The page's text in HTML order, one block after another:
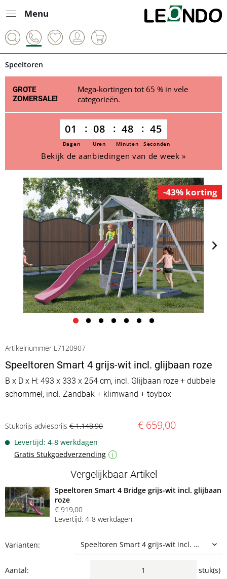
Menu
Speeltoren
GROTE
ZOMERSALE!
Mega-kortingen tot 65 % in vele
categorieën.
01 08 48 45
Dagen Uren Minuten Seconden
Bekijk de aanbiedingen van de week »
-43% korting
Artikelnummer L7120907
Speeltoren Smart 4 grijs-wit incl. glijbaan roze
B x D x H: 493 x 333 x 254 cm, incl. Glijbaan roze + dubbele
schommel, incl. Zandbak + klimwand + toybox
Stukprijs adviesprijs € 1.148,90 € 659,00
Levertijd: 4-8 werkdagen
Gratis Stukgoedverzending
i
Vergelijkbaar Artikel
Speeltoren Smart 4 Bridge grijs-wit incl. glijbaan
roze
€ 919,00
Levertijd: 4-8 werkdagen
Varianten:
Aantal: stuk(s)